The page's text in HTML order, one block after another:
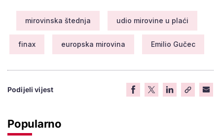
mirovinska štednja udio mirovine u plaći
finax europska mirovina Emilio Gučec
Podijeli vijest
Popularno